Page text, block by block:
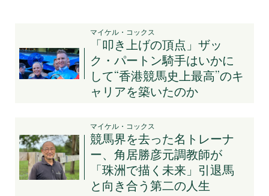
マイケル・コックス
「叩き上げの頂点」ザッ
ク・パートン騎手はいかに
して“香港競馬史上最高”のキ
ャリアを築いたのか
マイケル・コックス
競馬界を去った名トレーナ
ー、角居勝彦元調教師が
「珠洲で描く未来」引退馬
と向き合う第二の人生